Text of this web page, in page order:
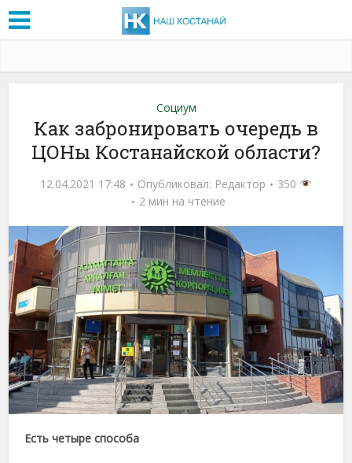
Социум
Как забронировать очередь в
ЦОНы Костанайской области?
12.04.2021 17:48 Опубликовал: Редактор
350
2 мин на чтение
Есть четыре способа